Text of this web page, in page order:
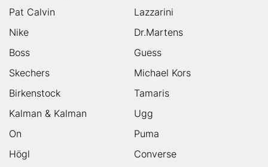
Pat Calvin
Lazzarini
Nike
Dr.Martens
Boss
Guess
Skechers
Michael Kors
Birkenstock
Tamaris
Kalman & Kalman
Ugg
On
Puma
Högl
Converse